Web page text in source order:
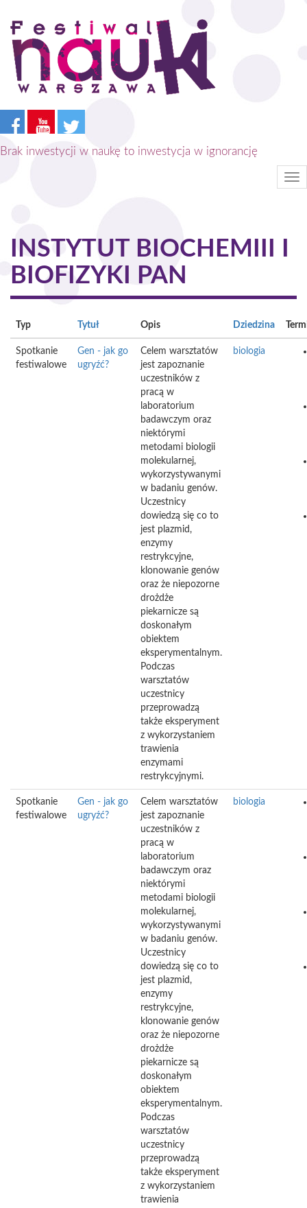
Przejdź
treści
Brak inwestycji w naukę to inwestycja w ignorancję
INSTYTUT BIOCHEMIII I
BIOFIZYKI PAN
Typ Tytuł Opis Dziedzina
Spotkanie
festiwalowe
Gen - jak go
ugryźć?
Celem warsztatów
jest zapoznanie
uczestników z
pracą w
laboratorium
badawczym oraz
niektórymi
metodami biologii
molekularnej,
wykorzystywanymi
w badaniu genów.
Uczestnicy
dowiedzą się co to
jest plazmid,
enzymy
restrykcyjne,
klonowanie genów
oraz że niepozorne
drożdże
piekarnicze są
doskonałym
obiektem
eksperymentalnym.
Podczas
warsztatów
uczestnicy
przeprowadzą
także eksperyment
z wykorzystaniem
trawienia
enzymami
restrykcyjnymi.
biologia
Spotkanie
festiwalowe
Gen - jak go
ugryźć?
Celem warsztatów
jest zapoznanie
uczestników z
pracą w
laboratorium
badawczym oraz
niektórymi
metodami biologii
molekularnej,
wykorzystywanymi
w badaniu genów.
Uczestnicy
dowiedzą się co to
jest plazmid,
enzymy
restrykcyjne,
klonowanie genów
oraz że niepozorne
drożdże
piekarnicze są
doskonałym
obiektem
eksperymentalnym.
Podczas
warsztatów
uczestnicy
przeprowadzą
także eksperyment
z wykorzystaniem
trawienia
biologia